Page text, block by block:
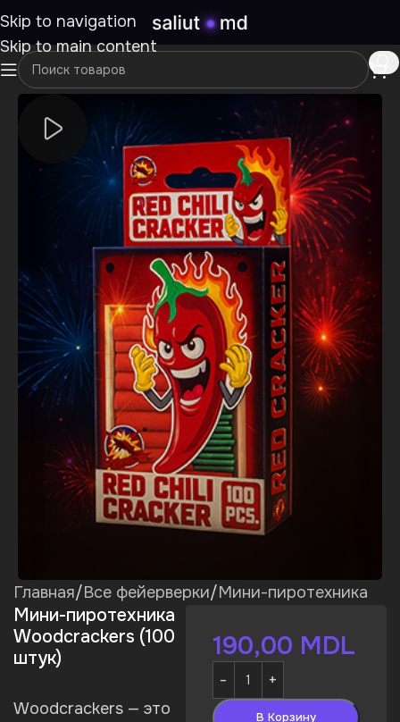
Skip to navigation
Skip to main content
Главная/Все фейерверки/Мини-пиротехника
Мини-пиротехника
Woodcrackers (100
штук)
Woodcrackers — это
190,00 MDL
В Корзину